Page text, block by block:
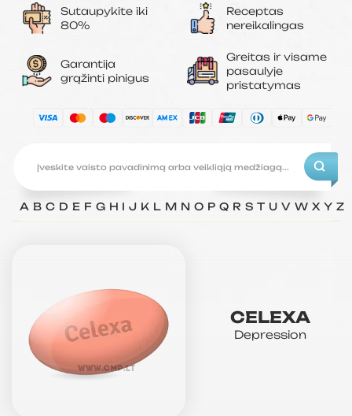
Sutaupykite iki
80%
Receptas
nereikalingas
Garantija
grąžinti pinigus
Greitas ir visame
pasaulyje
pristatymas
A B C D E F G H I J K L M N O P Q R S T U V W X Y Z
CELEXA
Depression